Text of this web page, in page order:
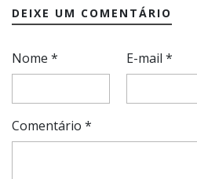
DEIXE UM COMENTÁRIO
Nome * E-mail*
Comentário *